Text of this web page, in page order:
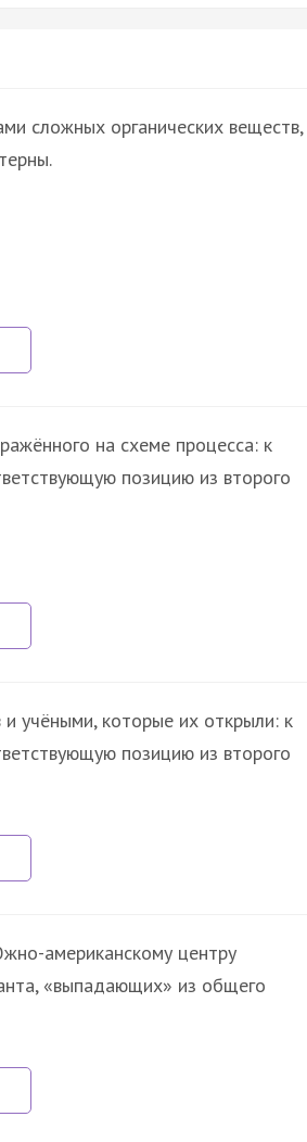
сложных органических веществ,
на схеме процесса: к
позицию из второго
учёными, которые их открыли: к
позицию из второго
американскому центру
«выпадающих» из общего